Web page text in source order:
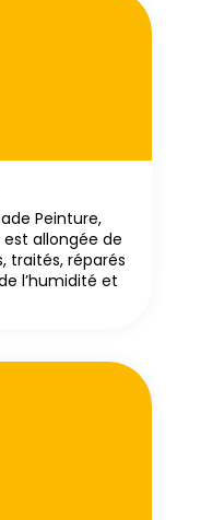
Peinture,
allongée de
traités, réparés
l’humidité et